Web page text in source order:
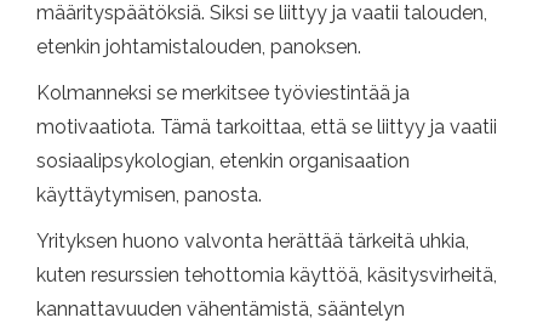
määrityspäätöksiä. Siksi se liittyy ja vaatii talouden,
etenkin johtamistalouden, panoksen.
Kolmanneksi se merkitsee työviestintää ja
motivaatiota. Tämä tarkoittaa, että se liittyy ja vaatii
sosiaalipsykologian, etenkin organisaation
käyttäytymisen, panosta.
Yrityksen huono valvonta herättää tärkeitä uhkia,
kuten resurssien tehottomia käyttöä, käsitysvirheitä,
kannattavuuden vähentämistä, sääntelyn